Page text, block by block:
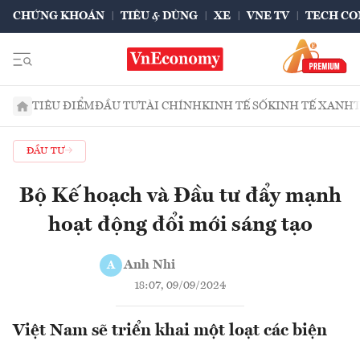
CHỨNG KHOÁN TIÊU & DÙNG XE VNE TV TECH
TIÊU ĐIỂMĐẦU TƯTÀI CHÍNHKINH TẾ SỐKINH TẾ XANH
ĐẦU TƯ
Bộ Kế hoạch và Đầu tư đẩy mạnh
hoạt động đổi mới sáng tạo
A Anh Nhi
18:07, 09/09/2024
Việt Nam sẽ triển khai một loạt các biện